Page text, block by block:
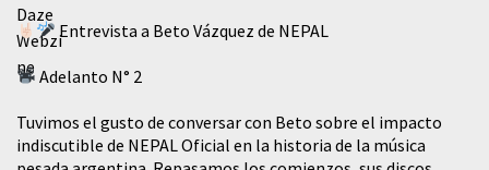
Entrevista a Beto Vázquez de NEPAL
Adelanto N° 2
Tuvimos el gusto de conversar con Beto sobre el impacto
indiscutible de NEPAL Oficial en la historia de la música